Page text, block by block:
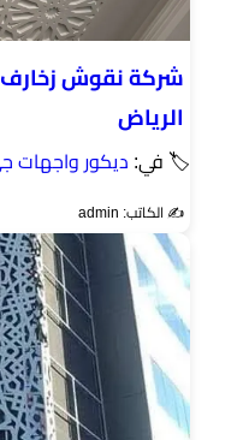
الرياض
🏷 في: ديكور واجهات
✍️ الكاتب: admin